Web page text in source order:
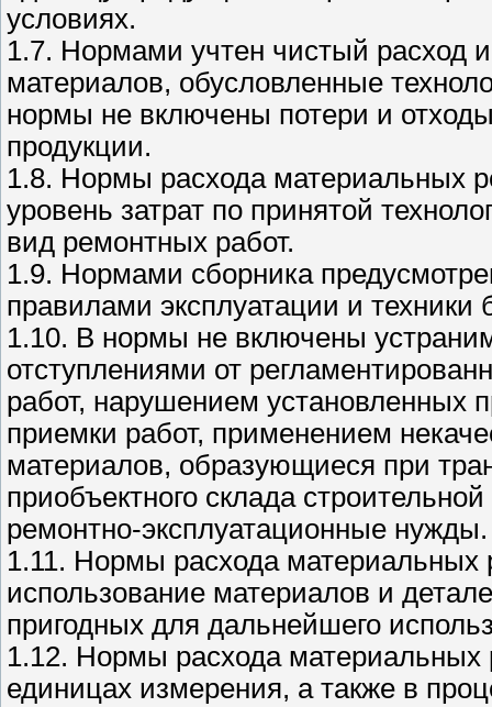
условиях.
1.7. Нормами учтен чистый расход
материалов, обусловленные
нормы не включены потери и
продукции.
1.8. Нормы расхода материальных
уровень затрат по принятой
вид ремонтных работ.
1.9. Нормами сборника
правилами эксплуатации и техники
1.10. В нормы не включены
отступлениями от
работ, нарушением установленных
приемки работ, применением
материалов, образующиеся при
приобъектного склада
ремонтно-эксплуатационные нужды.
1.11. Нормы расхода материальных
использование материалов и
пригодных для дальнейшего
1.12. Нормы расхода материальных
единицах измерения, а также в